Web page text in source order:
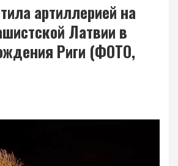
артиллерией на
Латвии в
Риги (ФОТО,